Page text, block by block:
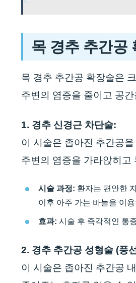
목 경추 추간공
목 경추 추간공 확장술은
주변의 염증을 줄이고 공
1. 경추 신경근 차단술:
이 시술은 좁아진 추간공
주변의 염증을 가라앉히고
시술 과정: 환자는 편안한
이후 아주 가는 바늘을 이
효과: 시술 후 즉각적인 통
2. 경추 추간공 성형술 (풍
이 시술은 좁아진 추간공